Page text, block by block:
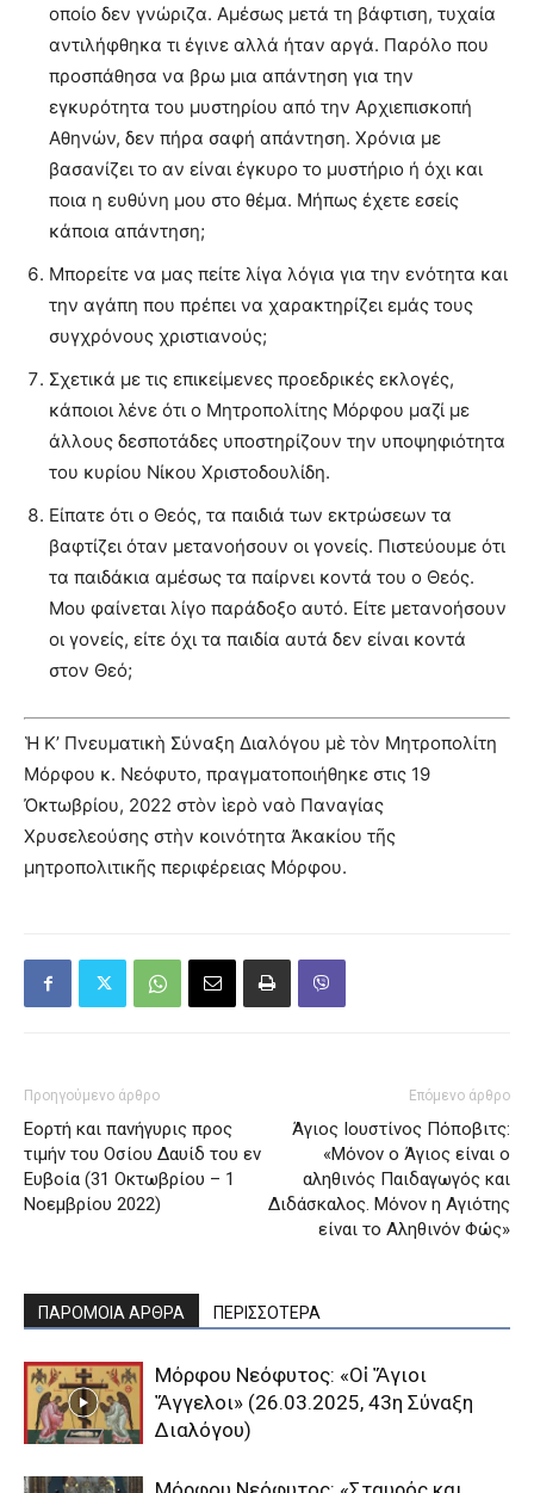
οποίο δεν γνώριζα. Αμέσως μετά τη βάφτιση, τυχαία
αντιλήφθηκα τι έγινε αλλά ήταν αργά. Παρόλο που
προσπάθησα να βρω μια απάντηση για την
εγκυρότητα του μυστηρίου από την Αρχιεπισκοπή
Αθηνών, δεν πήρα σαφή απάντηση. Χρόνια με
βασανίζει το αν είναι έγκυρο το μυστήριο ή όχι και
ποια η ευθύνη μου στο θέμα. Μήπως έχετε εσείς
κάποια απάντηση;
Μπορείτε να μας πείτε λίγα λόγια για την ενότητα και
την αγάπη που πρέπει να χαρακτηρίζει εμάς τους
συγχρόνους χριστιανούς;
Σχετικά με τις επικείμενες προεδρικές εκλογές,
κάποιοι λένε ότι ο Μητροπολίτης Μόρφου μαζί με
άλλους δεσποτάδες υποστηρίζουν την υποψηφιότητα
του κυρίου Νίκου Χριστοδουλίδη.
Είπατε ότι ο Θεός, τα παιδιά των εκτρώσεων τα
βαφτίζει όταν μετανοήσουν οι γονείς. Πιστεύουμε ότι
τα παιδάκια αμέσως τα παίρνει κοντά του ο Θεός.
Μου φαίνεται λίγο παράδοξο αυτό. Είτε μετανοήσουν
οι γονείς, είτε όχι τα παιδία αυτά δεν είναι κοντά
στον Θεό;
Ἡ K’ Πνευματικὴ Σύναξη Διαλόγου μὲ τὸν Μητροπολίτη
Μόρφου κ. Νεόφυτο, πραγματοποιήθηκε στις 19
Ὀκτωβρίου, 2022 στὸν ἱερὸ ναὸ Παναγίας
Χρυσελεούσης στὴν κοινότητα Ἀκακίου τῆς
μητροπολιτικῆς περιφέρειας Μόρφου.
Προηγούμενο άρθρο
Εορτή και πανήγυρις προς
τιμήν του Οσίου Δαυίδ του εν
Ευβοία (31 Οκτωβρίου – 1
Νοεμβρίου 2022)
Επόμενο άρθρο
Άγιος Ιουστίνος Πόποβιτς:
«Μόνον ο Άγιος είναι ο
αληθινός Παιδαγωγός και
Διδάσκαλος. Μόνον η Αγιότης
είναι το Αληθινόν Φώς»
ΠΑΡΟΜΟΙΑ ΑΡΘΡΑ ΠΕΡΙΣΣΟΤΕΡΑ
Μόρφου Νεόφυτος: «Οἱ Ἅγιοι
Ἄγγελοι» (26.03.2025, 43η Σύναξη
Διαλόγου)